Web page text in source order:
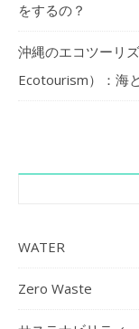
をするの？
沖縄のエコツーリ
Ecotourism）：海
WATER
Zero Waste